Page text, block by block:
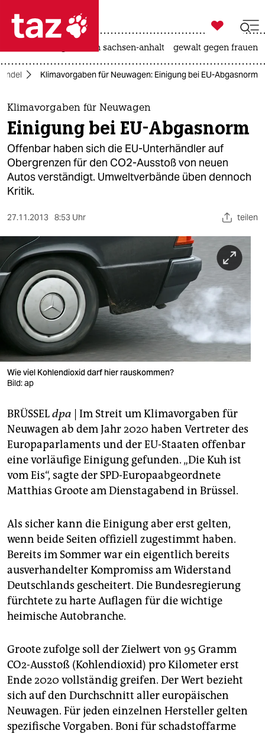
 taz zahl ich
taz zahl ich
themen
politik
öko
gesellschaft
kultur
sport
berlin
nord
wahrheit
verlag
verlag
shop
fragen & hilfe
unterstützen
abo
epaper login

taz zahl ich
landtagswahl in sachsen-anhalt gewalt gegen frauen
Klimavorgaben für Neuwagen: Einigung bei EU-Abgasnorm
Klimavorgaben für Neuwagen
Einigung bei EU-Abgasnorm
Offenbar haben sich die EU-Unterhändler auf
Obergrenzen für den CO2-Ausstoß von neuen
Autos verständigt. Umweltverbände üben dennoch
Kritik.
27.11.2013 8:53 Uhr teilen
Wie viel Kohlendioxid darf hier rauskommen?
Bild: ap
BRÜSSELdpa | Im Streit um Klimavorgaben für
Neuwagen ab dem Jahr 2020 haben Vertreter des
Europaparlaments und der EU-Staaten offenbar
eine vorläufige Einigung gefunden. „Die Kuh ist
vom Eis“, sagte der SPD-Europaabgeordnete
Matthias Groote am Dienstagabend in Brüssel.
Als sicher kann die Einigung aber erst gelten,
wenn beide Seiten offiziell zugestimmt haben.
Bereits im Sommer war ein eigentlich bereits
ausverhandelter Kompromiss am Widerstand
Deutschlands gescheitert. Die Bundesregierung
fürchtete zu harte Auflagen für die wichtige
heimische Autobranche.
Groote zufolge soll der Zielwert von 95 Gramm
CO2-Ausstoß (Kohlendioxid) pro Kilometer erst
Ende 2020 vollständig greifen. Der Wert bezieht
sich auf den Durchschnitt aller europäischen
Neuwagen. Für jeden einzelnen Hersteller gelten
spezifische Vorgaben. Boni für schadstoffarme